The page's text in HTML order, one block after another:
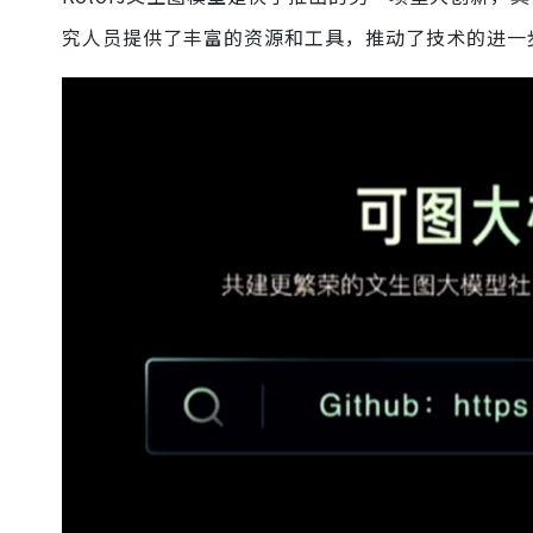
究人员提供了丰富的资源和工具，推动了技术的进